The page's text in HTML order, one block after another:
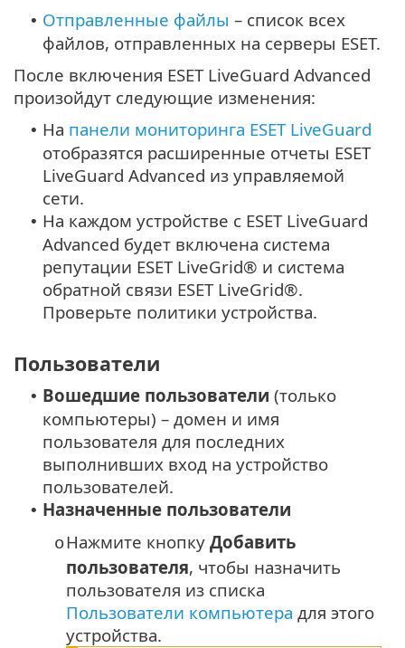
• Отправленные файлы – список всех
файлов, отправленных на серверы ESET.
После включения ESET LiveGuard Advanced
произойдут следующие изменения:
• На панели мониторинга ESET LiveGuard
отобразятся расширенные отчеты ESET
LiveGuard Advanced из управляемой
сети.
• На каждом устройстве с ESET LiveGuard
Advanced будет включена система
репутации ESET LiveGrid® и система
обратной связи ESET LiveGrid®.
Проверьте политики устройства.
Пользователи
• Вошедшие пользователи (только
компьютеры) – домен и имя
пользователя для последних
выполнивших вход на устройство
пользователей.
• Назначенные пользователи
oНажмите кнопку Добавить
пользователя, чтобы назначить
пользователя из списка
Пользователи компьютера для этого
устройства.